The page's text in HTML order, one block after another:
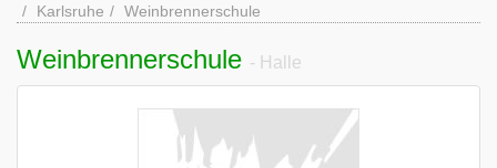
Karlsruhe
Weinbrennerschule
Weinbrennerschule - Halle